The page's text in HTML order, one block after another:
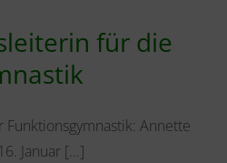
für die
Annette
Januar [...]